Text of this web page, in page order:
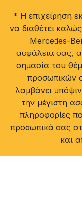
* Η επιχείρηση
να διαθέτει
Mercedes-
ασφάλεια σας,
σημασία του
προσωπικών
λαμβάνει
την μέγιστη
πληροφορίες
προσωπικά σας
και